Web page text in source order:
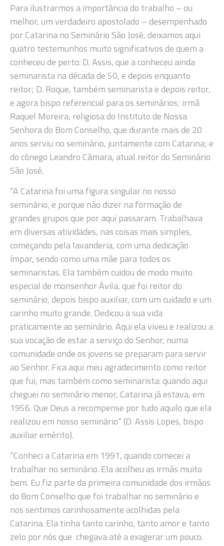
Para ilustrarmos a importância do trabalho – ou
melhor, um verdadeiro apostolado – desempenhado
por Catarina no Seminário São José, deixamos aqui
quatro testemunhos muito significativos de quem a
conheceu de perto: D. Assis, que a conheceu ainda
seminarista na década de 50, e depois enquanto
reitor; D. Roque, também seminarista e depois reitor,
e agora bispo referencial para os seminários; irmã
Raquel Moreira, religiosa do Instituto de Nossa
Senhora do Bom Conselho, que durante mais de 20
anos serviu no seminário, juntamente com Catarina; e
do cônego Leandro Câmara, atual reitor do Seminário
São José.
“A Catarina foi uma figura singular no nosso
seminário, e porque não dizer na formação de
grandes grupos que por aqui passaram. Trabalhava
em diversas atividades, nas coisas mais simples,
começando pela lavanderia, com uma dedicação
ímpar, sendo como uma mãe para todos os
seminaristas. Ela também cuidou de modo muito
especial de monsenhor Ávila, que foi reitor do
seminário, depois bispo auxiliar, com um cuidado e um
carinho muito grande. Dedicou a sua vida
praticamente ao seminário. Aqui ela viveu e realizou a
sua vocação de estar a serviço do Senhor, numa
comunidade onde os jovens se preparam para servir
ao Senhor. Fica aqui meu agradecimento como reitor
que fui, mas também como seminarista: quando aqui
cheguei no seminário menor, Catarina já estava, em
1956. Que Deus a recompense por tudo aquilo que ela
realizou em nosso seminário” (D. Assis Lopes, bispo
auxiliar emérito).
“Conheci a Catarina em 1991, quando comecei a
trabalhar no seminário. Ela acolheu as irmãs muito
bem. Eu fiz parte da primeira comunidade dos irmãos
do Bom Conselho que foi trabalhar no seminário e
nos sentimos carinhosamente acolhidas pela
Catarina. Ela tinha tanto carinho, tanto amor e tanto
zelo por nós que chegava até a exagerar um pouco.